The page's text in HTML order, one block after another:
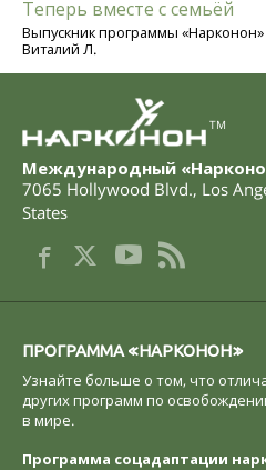
Теперь вместе с семьёй
Выпускник программы «Нарконон»
Виталий Л.
TM
Международный
7065 Hollywood Blvd., Los
States
ПРОГРАММА «НАРКОНОН»
Узнайте больше о том, что
других программ по
в мире.
Программа соцадаптации